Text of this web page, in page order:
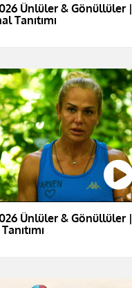
Ünlüler & Gönüllüler |
Tanıtımı
Ünlüler & Gönüllüler |